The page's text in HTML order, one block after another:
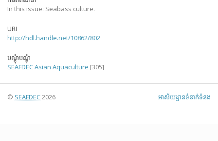
In this issue: Seabass culture.
URI
http://hdl.handle.net/10862/802
បណ្តុំបណ្តុំ
SEAFDEC Asian Aquaculture [305]
© SEAFDEC2026 អាស័យ​ដ្ឋាន​ទំនាក់ទំនង